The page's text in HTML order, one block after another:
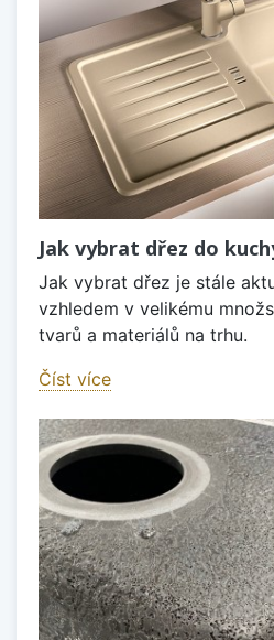
Jak vybrat dřez do
Jak vybrat dřez je stále
vzhledem v velikému
tvarů a materiálů na trhu.
Číst více